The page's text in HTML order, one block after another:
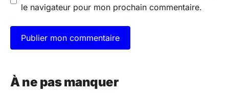
le navigateur pour mon prochain commentaire.
tÀ ne pas manquer